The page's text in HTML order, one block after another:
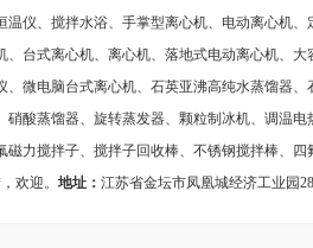
仪、搅拌水浴、手掌型离心机、电动离心机
台式离心机、离心机、落地式电动离心机、
微电脑台式离心机、石英亚沸高纯水蒸馏器
酸蒸馏器、旋转蒸发器、颗粒制冰机、调温
力搅拌子、搅拌子回收棒、不锈钢搅拌棒、
欢迎。 地址： 江苏省金坛市凤凰城经济工业园